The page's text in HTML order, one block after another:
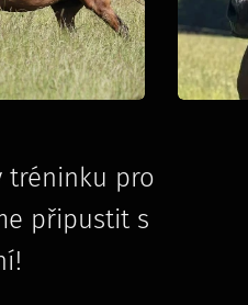
tréninku pro
připustit s